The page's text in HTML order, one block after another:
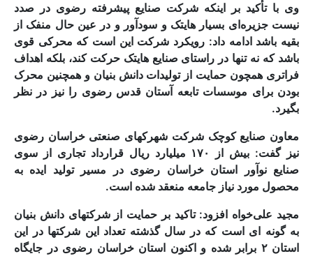
وی با تأکید بر اینکه شرکت صنایع پیشرفته رضوی در صدد
نیست جزیره‌ای بسیار هایتک و سودآور و در عین حال منفک از
بقیه باشد ادامه داد: رویکرد شرکت این است که محرکی قوی
باشد که نه تنها در راستای صنایع هایتک حرکت کند، بلکه اهداف
فراتری همچون حمایت از تولیدات دانش بنیان و همچنین محرک
بودن برای موسسات تابعه آستان قدس رضوی را نیز در نظر
بگیرد.
معاون صنایع کوچک شرکت شهرکهای صنعتی خراسان رضوی
نیز گفت: بیش از ۱۷۰ میلیارد ریال قرارداد تجاری از سوی
صنایع نوآور استان خراسان رضوی در مسیر تولید ایده به
محصول مورد نیاز جامعه منعقد شده است.
مجید علی‌خواه افزود: تاکید بر حمایت از شرکتهای دانش بنیان
به گونه ای است که در سال گذشته تعداد این شرکتها در این
استان ۲ برابر شده و اکنون استان خراسان رضوی در جایگاه